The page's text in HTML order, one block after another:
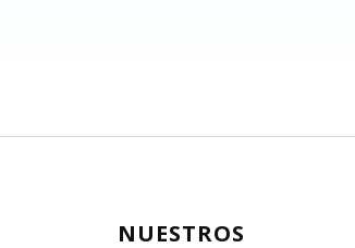
NUESTROS